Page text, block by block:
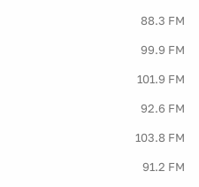
88.3 FM
99.9 FM
101.9 FM
92.6 FM
103.8 FM
91.2 FM